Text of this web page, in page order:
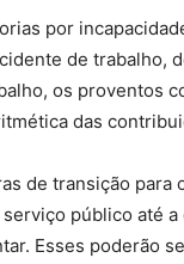
por
de trabalho,
os proventos
das
de transição para
público até a
Esses poderão